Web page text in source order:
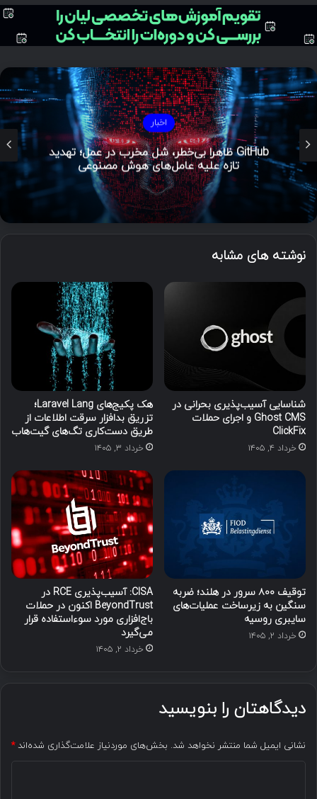
اخبار
GitHub ظاهراً بی‌خطر، شل مخرب در عمل؛ تهدید
تازه علیه عامل‌های هوش مصنوعی
نوشته های مشابه
شناسایی آسیب‌پذیری بحرانی در
Ghost CMS و اجرای حملات
ClickFix
خرداد ۴, ۱۴۰۵
هک پکیج‌های Laravel Lang؛
تزریق بدافزار سرقت اطلاعات از
طریق دست‌کاری تگ‌های گیت‌هاب
خرداد ۳, ۱۴۰۵
توقیف ۸۰۰ سرور در هلند؛ ضربه
سنگین به زیرساخت عملیات‌های
سایبری روسیه
خرداد ۲, ۱۴۰۵
CISA: آسیب‌پذیری RCE در
BeyondTrust اکنون در حملات
باج‌افزاری مورد سوءاستفاده قرار
می‌گیرد
خرداد ۲, ۱۴۰۵
دیدگاهتان را بنویسید
نشانی ایمیل شما منتشر نخواهد شد. بخش‌های موردنیاز علامت‌گذاری شده‌اند*